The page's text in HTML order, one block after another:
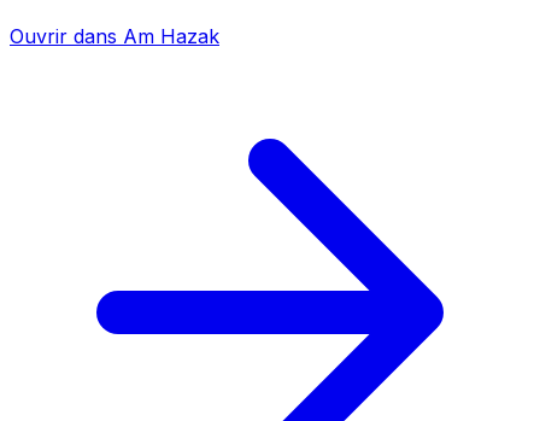
Ouvrir dans Am Hazak